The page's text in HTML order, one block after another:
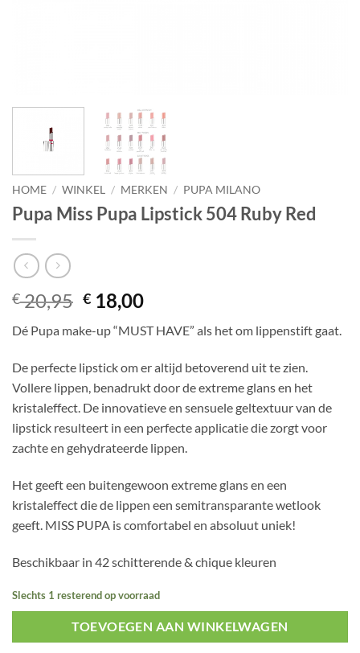
HOME / WINKEL / MERKEN / PUPA MILANO
Pupa Miss Pupa Lipstick 504 Ruby Red
€20,95 Oorspronkelijke
prijs
was:
€ 20,95.
€ 18,00Huidige
is:
€ 18,00.
Dé Pupa make-up “MUST HAVE” als het om lippenstift gaat.
De perfecte lipstick om er altijd betoverend uit te zien.
Vollere lippen, benadrukt door de extreme glans en het
kristaleffect. De innovatieve en sensuele geltextuur van de
lipstick resulteert in een perfecte applicatie die zorgt voor
zachte en gehydrateerde lippen.
Het geeft een buitengewoon extreme glans en een
kristaleffect die de lippen een semitransparante wetlook
geeft. MISS PUPA is comfortabel en absoluut uniek!
Beschikbaar in 42 schitterende & chique kleuren
Slechts 1 resterend op voorraad
TOEVOEGEN AAN WINKELWAGEN